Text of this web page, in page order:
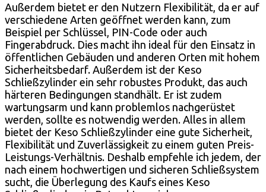
Außerdem bietet er den Nutzern Flexibilität, da er auf
verschiedene Arten geöffnet werden kann, zum
Beispiel per Schlüssel, PIN-Code oder auch
Fingerabdruck. Dies macht ihn ideal für den Einsatz in
öffentlichen Gebäuden und anderen Orten mit hohem
Sicherheitsbedarf. Außerdem ist der Keso
Schließzylinder ein sehr robustes Produkt, das auch
härteren Bedingungen standhält. Er ist zudem
wartungsarm und kann problemlos nachgerüstet
werden, sollte es notwendig werden. Alles in allem
bietet der Keso Schließzylinder eine gute Sicherheit,
Flexibilität und Zuverlässigkeit zu einem guten Preis-
Leistungs-Verhältnis. Deshalb empfehle ich jedem, der
nach einem hochwertigen und sicheren Schließsystem
sucht, die Überlegung des Kaufs eines Keso